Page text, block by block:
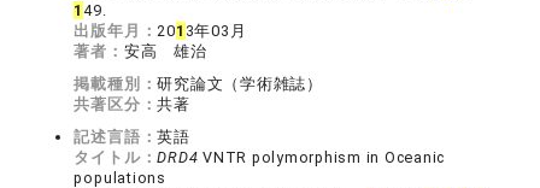
149.
出版年月：201 3年03月
著者： 安高 雄治
掲載種別：研究論文（学術雑誌）
共著区分：共著
記述言語：英語
タイトル：DRD4 VNTR polymorphism in Oceanic
populations